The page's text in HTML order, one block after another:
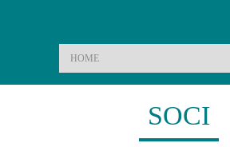
Home Chi siamo Soci
SOCI